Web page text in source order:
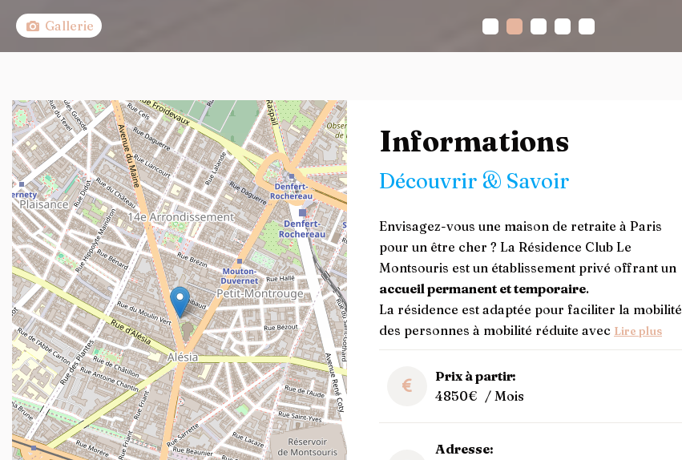
Gallerie
+
−
Informations
Découvrir & Savoir
Envisagez-vous une maison de retraite à Paris
pour un être cher ? La Résidence Club Le
Montsouris est un établissement privé offrant un
accueil permanent et temporaire.
La résidence est adaptée pour faciliter la mobilité
des personnes à mobilité réduite avec Lire plus
Prix à partir:
4850€ / Mois
Adresse: